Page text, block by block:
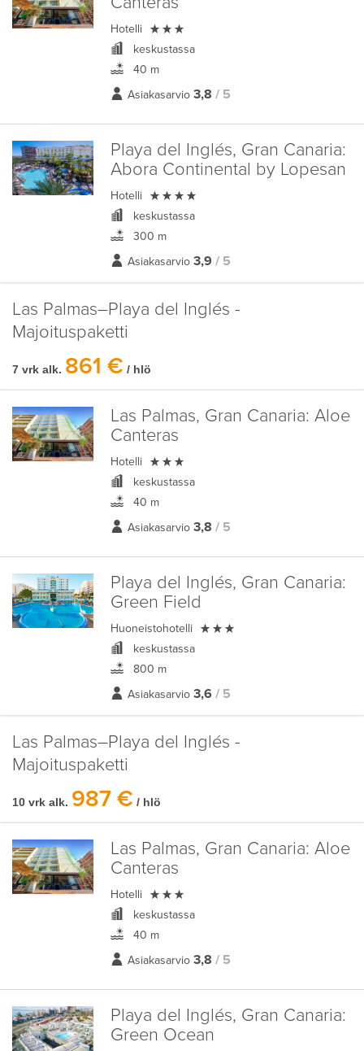
Hotelli 
keskustassa
40 m
Asiakasarvio 3,8 / 5
Playa del Inglés, Gran Canaria:
Abora Continental by Lopesan
Hotelli 
keskustassa
300 m
Asiakasarvio 3,9 / 5
Las Palmas–Playa del Inglés -
Majoituspaketti
7 vrk alk. 861 € / hlö
Las Palmas, Gran Canaria: Aloe
Canteras
Hotelli 
keskustassa
40 m
Asiakasarvio 3,8 / 5
Playa del Inglés, Gran Canaria:
Green Field
Huoneistohotelli 
keskustassa
800 m
Asiakasarvio 3,6 / 5
Las Palmas–Playa del Inglés -
Majoituspaketti
10 vrk alk. 987 € / hlö
Las Palmas, Gran Canaria: Aloe
Canteras
Hotelli 
keskustassa
40 m
Asiakasarvio 3,8 / 5
Playa del Inglés, Gran Canaria:
Green Ocean